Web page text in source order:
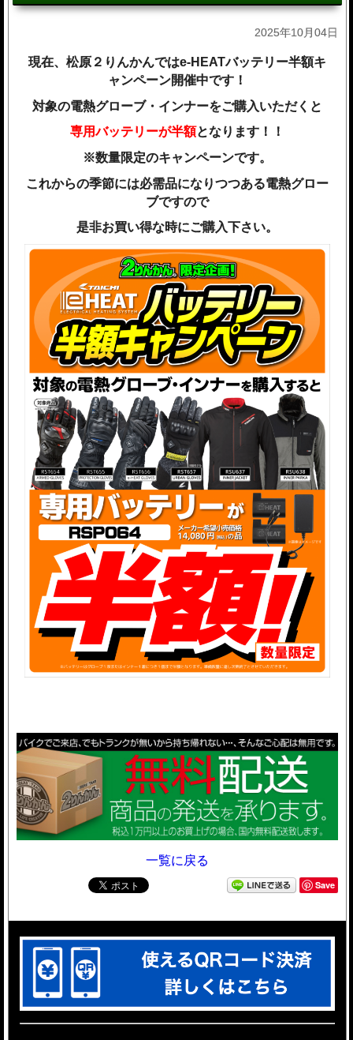
2025年10月04日
現在、松原２りんかんではe-HEATバッテリー半額キ
ャンペーン開催中です！
対象の電熱グローブ・インナーをご購入いただくと
専用バッテリーが半額となります！！
※数量限定のキャンペーンです。
これからの季節には必需品になりつつある電熱グロー
ブですので
是非お買い得な時にご購入下さい。
一覧に戻る
Save